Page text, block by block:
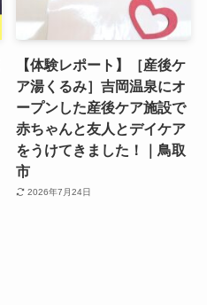
【体験レポート】［産後ケ
ア湯くるみ］吉岡温泉にオ
ープンした産後ケア施設で
赤ちゃんと友人とデイケア
をうけてきました！｜鳥取
市
2026年7月24日